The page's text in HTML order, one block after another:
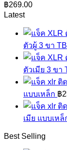
฿269.00
Latest
ตัวผู้ 3 ขา
ตัวเมีย 3 ขา
แบบเหล็ก ฿
เมีย แบบเหล็
Best Selling